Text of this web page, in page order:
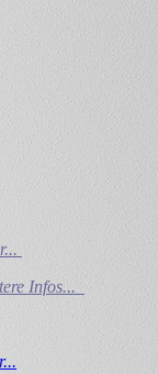
Infos...